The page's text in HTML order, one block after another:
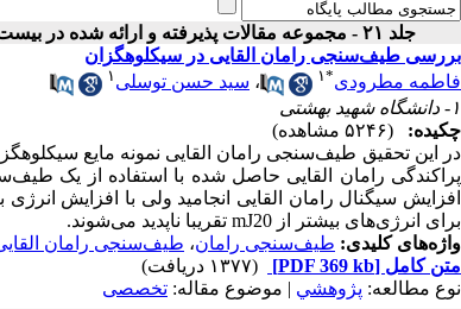
جلد ۲۱ - مجموعه مقالات پذیرفته و ارائه شده در بیست و یکمین کنفرانس اپتیک و فوتونیک ایران
بررسی طیف‌سنجی رامان القایی در سیکلوهگزان
فاطمه مطرودی*۱ ، سید حسن توسلی ۱
۱- دانشگاه شهید بهشتی
چکیده:
(۵۲۴۶ مشاهده)
افزایش سیگنال رامان القایی انجامید ولی با افزایش
برای انرژی‌های بیشتر از mJ20 تقریبا ناپدید می‌شوند.
واژه‌های کلیدی: طیف‌سنجی رامان، طیف‌سنجی رامان
متن کامل [PDF 369 kb]
(۱۳۷۷ دریافت)
نوع مطالعه: پژوهشي | موضوع مقاله: تخصصی